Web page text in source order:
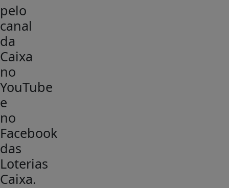
pelo
canal
da
Caixa
no
YouTube
e
no
Facebook
das
Loterias
Caixa.